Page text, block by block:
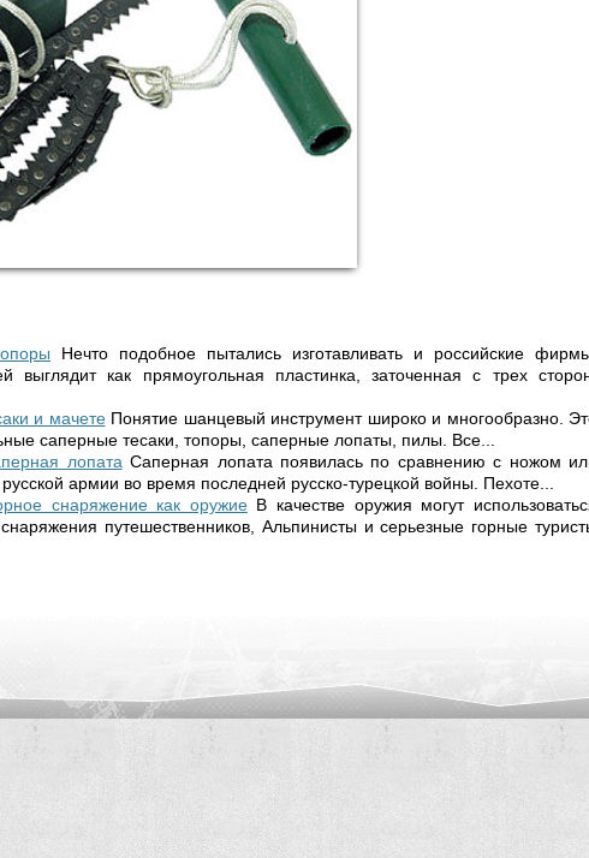
Нечто подобное пытались изготавливать и российские
как прямоугольная пластинка, заточенная с трех
и мачете Понятие шанцевый инструмент широко и многообразно.
саперные тесаки, топоры, саперные лопаты, пилы. Все...
лопата Саперная лопата появилась по сравнению с ножом
армии во время последней русско-турецкой войны. Пехоте...
снаряжение как оружие В качестве оружия могут
путешественников, Альпинисты и серьезные горные